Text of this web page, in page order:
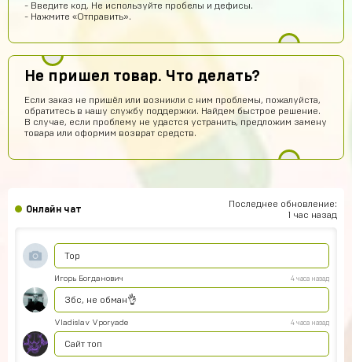
- Введите код. Не используйте пробелы и дефисы.
- Нажмите «Отправить».
Не пришел товар. Что делать?
Если заказ не пришёл или возникли с ним проблемы, пожалуйста,
обратитесь в нашу службу поддержки. Найдем быстрое решение.
В случае, если проблему не удастся устранить, предложим замену
товара или оформим возврат средств.
Онлайн чат
Последнее обновление:
1 час назад
Геннадий Быков
Егор Воробьев 10 часов назад
Как ввести купленный аккаунт stand-off 2
Игорь Волков 9 часов назад
Тоооп
тут точно не кидают я проверил
Top
Игорь Богданович 4 часа назад
Збс, не обман👌
Vladislav Vporyade 4 часа назад
Сайт топ